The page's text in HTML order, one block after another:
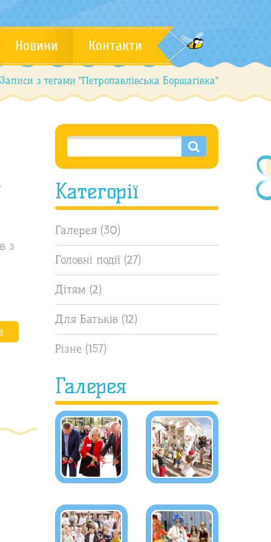
Новини Контакти
Записи з тегами "Петропавлівська Борщагівка"
Категорії
Галерея (30)
Головні події (27)
Дітям (2)
Для Батьків (12)
Різне (157)
Галерея
з